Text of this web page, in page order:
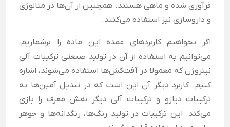
فرآوری شده و ماهی هستند. همچنین از آن‌ها در متالوژی
و داروسازی نیز استفاده می‌کنند.
اگر بخواهیم کاربردهای عمده این ماده را برشماریم،
می‌توانیم به استفاده از آن در تولید صنعتی ترکیبات آلی
نیتروژن که معمولا در آفت‌کش‌ها استفاده می‌شوند، اشاره
کنیم. کاربرد دیگر آن این است که در تبدیل آمین‌ها به
ترکیبات دیازو و ترکیبات آلی دیگر نقش معرف را بازی
می‌کند. این ترکیبات در تولید رنگ‌ها، رنگدانه‌ها و جوهر